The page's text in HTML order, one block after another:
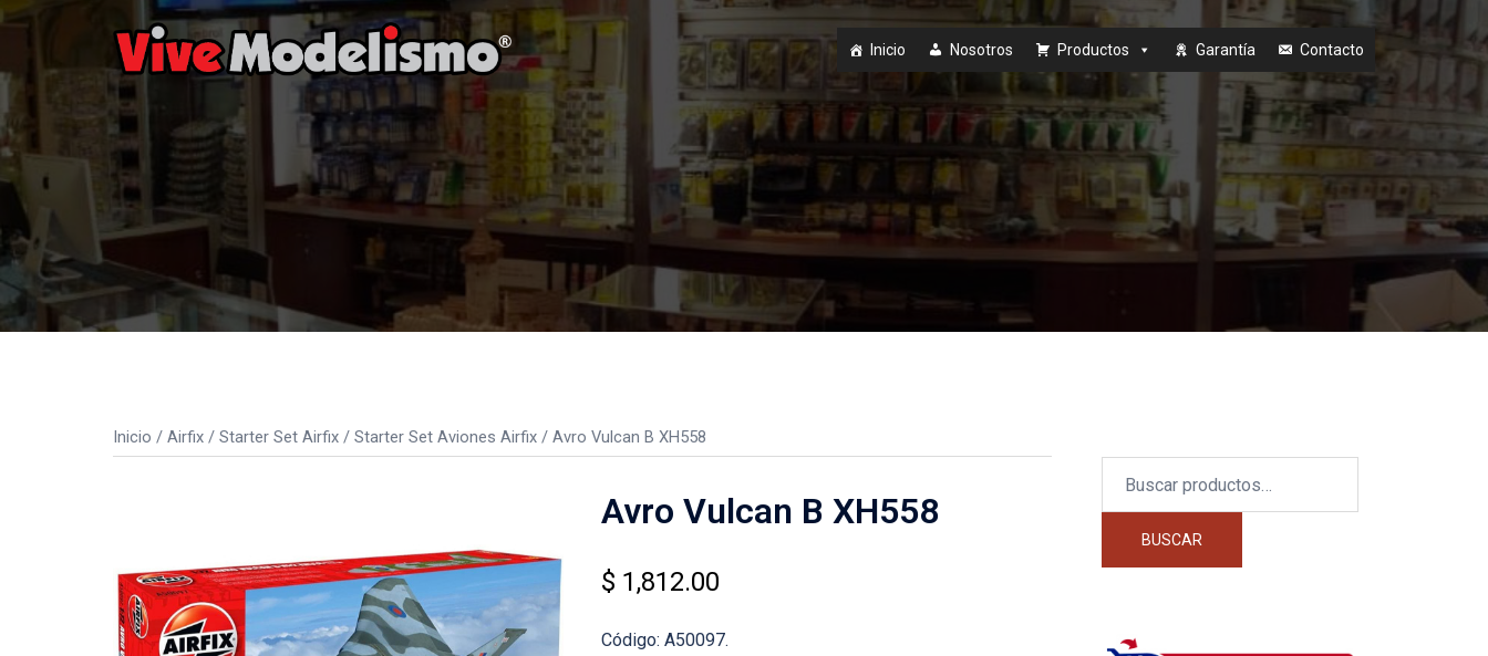
Saltar
contenido
Inicio Nosotros Productos Garantía Contacto
Inicio / Airfix / Starter Set Airfix / Starter Set Aviones Airfix / Avro Vulcan B XH558
Avro Vulcan B XH558
$ 1,812.00
Código: A50097.
por:
BUSCAR